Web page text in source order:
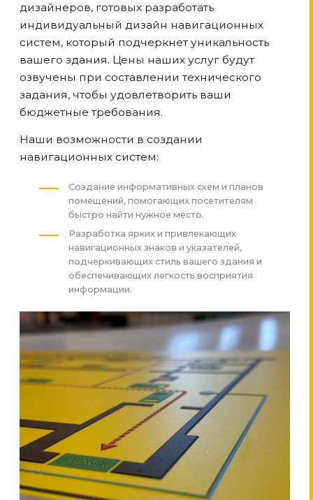
дизайнеров, готовых разработать
индивидуальный дизайн навигационных
систем, который подчеркнет уникальность
вашего здания. Цены наших услуг будут
озвучены при составлении технического
задания, чтобы удовлетворить ваши
бюджетные требования.
Наши возможности в создании
навигационных систем:
Создание информативных схем и планов
помещений, помогающих посетителям
быстро найти нужное место.
Разработка ярких и привлекающих
навигационных знаков и указателей,
подчеркивающих стиль вашего здания и
обеспечивающих легкость восприятия
информации.